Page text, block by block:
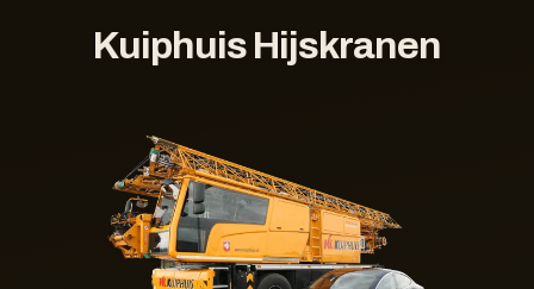
Kuiphuis Hijskranen